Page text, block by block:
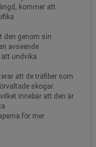
kommer att
den genom sin
avseende
undvika
att de träfiber som
skogar.
innebär att den är
för mer